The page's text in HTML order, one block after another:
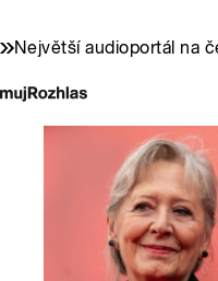
Největší audioportál na